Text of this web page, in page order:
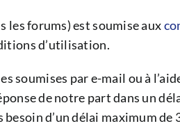
les forums) est soumise aux
d’utilisation.
soumises par e-mail ou à
de notre part dans un
d’un délai maximum de